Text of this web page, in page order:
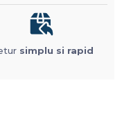
simplu si rapid